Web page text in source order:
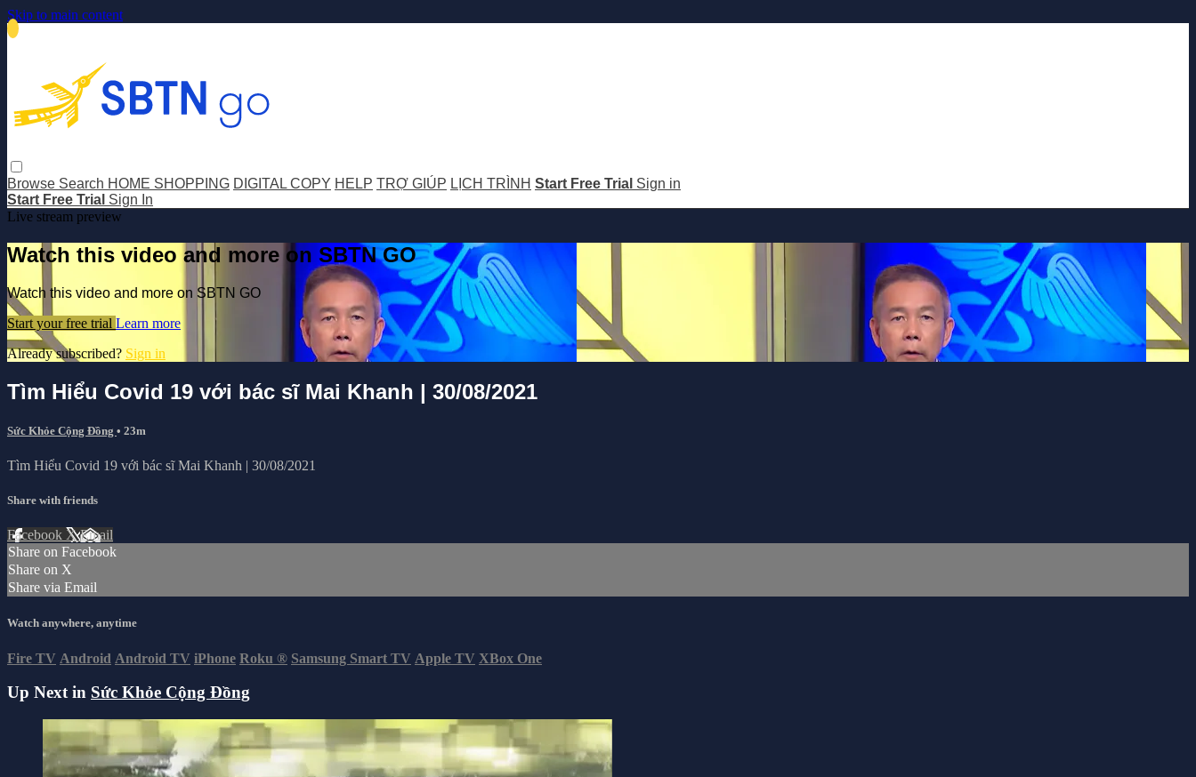
Skip to main content
Browse Search HOME SHOPPING DIGITAL COPY HELP TRỢ GIÚP LỊCH TRÌNH Start Free Trial Sign in
Start Free Trial Sign In
Live stream preview
Watch this video and more on SBTN GO
Watch this video and more on SBTN GO
Start your free trial Learn more
Already subscribed? Sign in
Tìm Hiểu Covid 19 với bác sĩ Mai Khanh | 30/08/2021
Sức Khỏe Cộng Đồng • 23m
Tìm Hiểu Covid 19 với bác sĩ Mai Khanh | 30/08/2021
Share with friends
Facebook XEmail
Share on Facebook
Share on X
Share via Email
Watch anywhere, anytime
Fire TV Android Android TV iPhone Roku ® Samsung Smart TV Apple TV XBox One
Up Next in Sức Khỏe Cộng Đồng